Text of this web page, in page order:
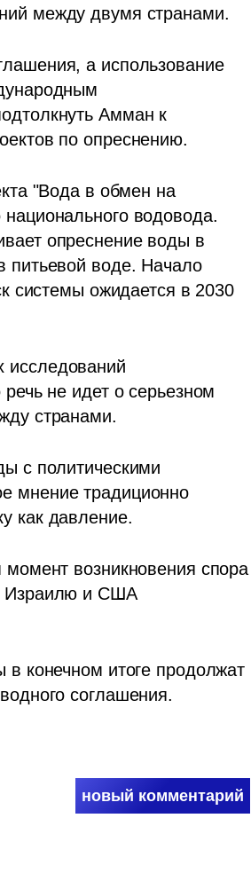
между двумя странами.
а использование
Амман к
по опреснению.
"Вода в обмен на
водовода.
опреснение воды в
питьевой воде. Начало
системы ожидается в 2030
исследований
не идет о серьезном
странами.
с политическими
мнение традиционно
как давление.
возникновения спора
Израилю и США
конечном итоге продолжат
соглашения.
новый комментарий